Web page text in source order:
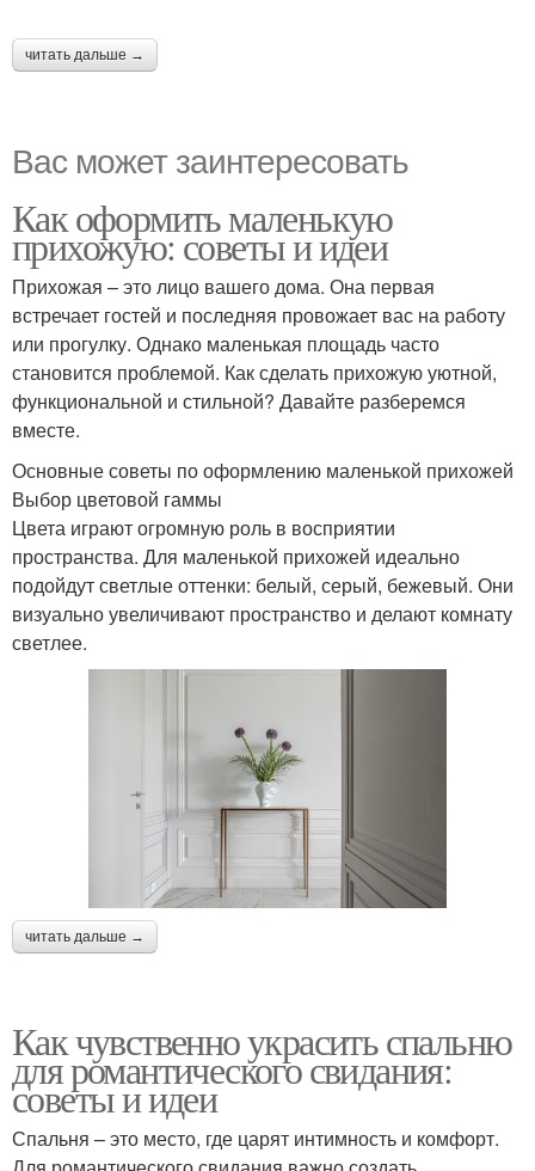
читать дальше →
Вас может заинтересовать
Как оформить маленькую
прихожую: советы и идеи
Прихожая – это лицо вашего дома. Она первая
встречает гостей и последняя провожает вас на работу
или прогулку. Однако маленькая площадь часто
становится проблемой. Как сделать прихожую уютной,
функциональной и стильной? Давайте разберемся
вместе.
Основные советы по оформлению маленькой прихожей
Выбор цветовой гаммы
Цвета играют огромную роль в восприятии
пространства. Для маленькой прихожей идеально
подойдут светлые оттенки: белый, серый, бежевый. Они
визуально увеличивают пространство и делают комнату
светлее.
читать дальше →
Как чувственно украсить спальню
для романтического свидания:
советы и идеи
Спальня – это место, где царят интимность и комфорт.